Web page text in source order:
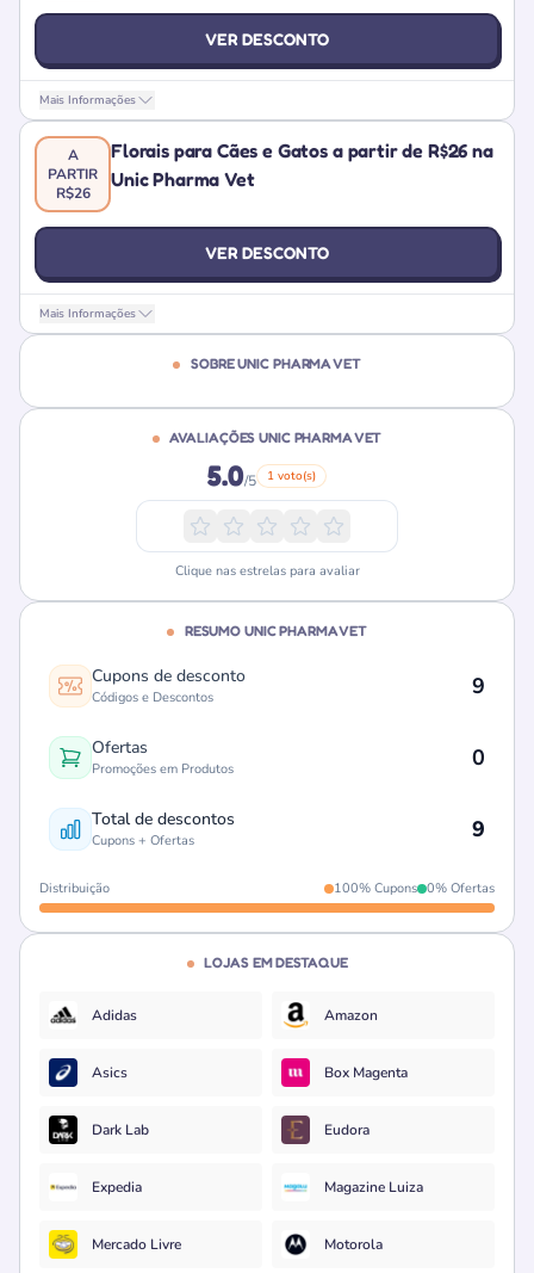
VER DESCONTO
Mais Informações
A
PARTIR
R$26
Florais para Cães e Gatos a partir de R$26 na
Unic Pharma Vet
VER DESCONTO
Mais Informações
SOBRE UNIC PHARMA VET
AVALIAÇÕES UNIC PHARMA VET
5.0/5 1 voto(s)
Clique nas estrelas para avaliar
RESUMO UNIC PHARMA VET
Cupons de desconto
Códigos e Descontos 9
Ofertas
Promoções em Produtos 0
Total de descontos
Cupons + Ofertas 9
Distribuição 100% Cupons 0% Ofertas
LOJAS EM DESTAQUE
Adidas Amazon
Asics Box Magenta
Dark Lab Eudora
Expedia Magazine Luiza
Mercado Livre Motorola